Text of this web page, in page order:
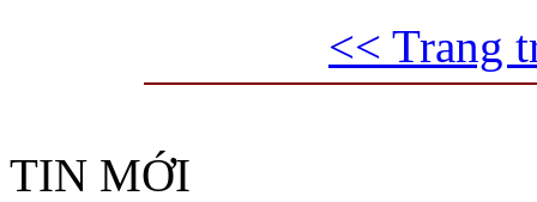
<< Trang
TIN MỚI